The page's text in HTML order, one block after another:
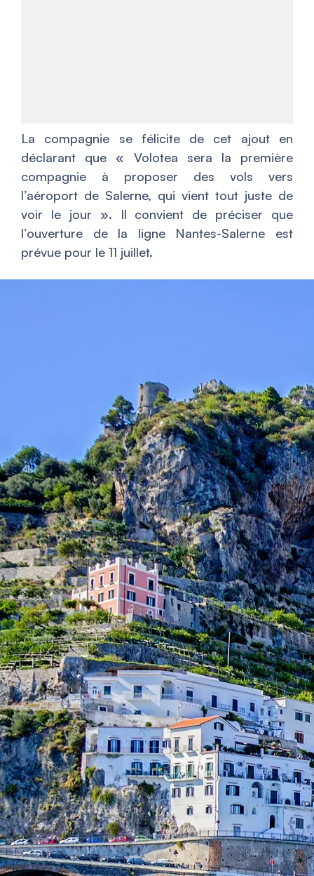
La compagnie se félicite de cet ajout en
déclarant que « Volotea sera la première
compagnie à proposer des vols vers
l’aéroport de Salerne, qui vient tout juste de
voir le jour ». Il convient de préciser que
l’ouverture de la ligne Nantes-Salerne est
prévue pour le 11 juillet.